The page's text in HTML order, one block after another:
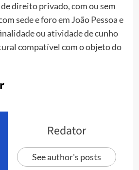
direito privado, com ou sem
sede e foro em João Pessoa e
ou atividade de cunho
compatível com o objeto do
Redator
See author's posts